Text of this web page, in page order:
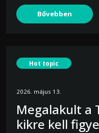
Bővebben
Hot topic
2026. május 13.
Megalakult a
kikre kell